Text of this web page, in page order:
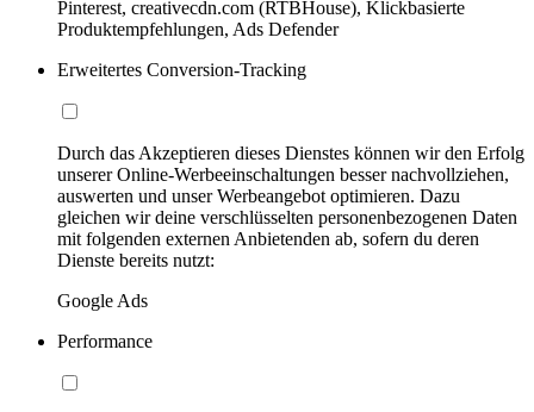
Pinterest, creativecdn.com (RTBHouse), Klickbasierte
Produktempfehlungen, Ads Defender
Erweitertes Conversion-Tracking
Durch das Akzeptieren dieses Dienstes können wir den Erfolg
unserer Online-Werbeeinschaltungen besser nachvollziehen,
auswerten und unser Werbeangebot optimieren. Dazu
gleichen wir deine verschlüsselten personenbezogenen Daten
mit folgenden externen Anbietenden ab, sofern du deren
Dienste bereits nutzt:
Google Ads
Performance